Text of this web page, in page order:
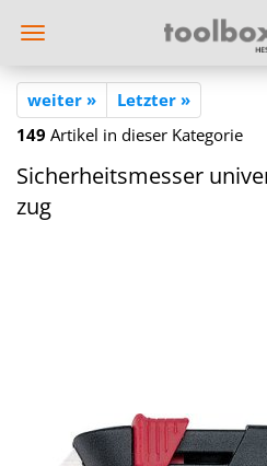
weiter »
Letzter »
149 Artikel in dieser Kategorie
Si­cher­heits­mes­ser
zug